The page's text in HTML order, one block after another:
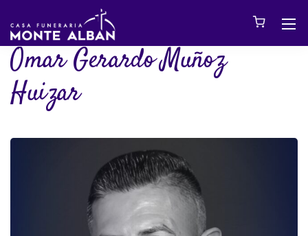
Omar Gerardo Muñoz
Huizar